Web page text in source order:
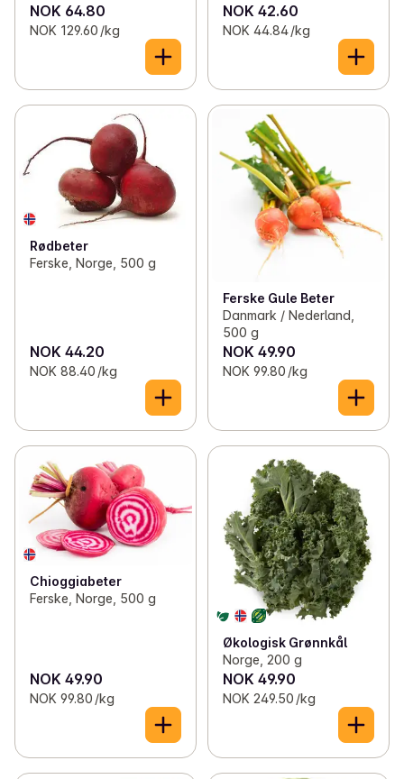
NOK 64.80
NOK 129.60 /kg
NOK 42.60
NOK 44.84 /kg
Rødbeter
Ferske, Norge, 500 g
NOK 44.20
NOK 88.40 /kg
Ferske Gule Beter
Danmark / Nederland,
500 g
NOK 49.90
NOK 99.80 /kg
Chioggiabeter
Ferske, Norge, 500 g
NOK 49.90
NOK 99.80 /kg
Økologisk Grønnkål
Norge, 200 g
NOK 49.90
NOK 249.50 /kg